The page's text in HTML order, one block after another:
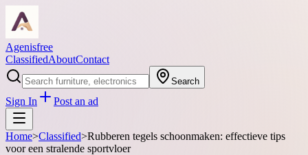
Agenisfree
ClassifiedAboutContact
Search
Sign In Post an ad
Home>Classified>Rubberen tegels schoonmaken: effectieve tips
voor een stralende sportvloer